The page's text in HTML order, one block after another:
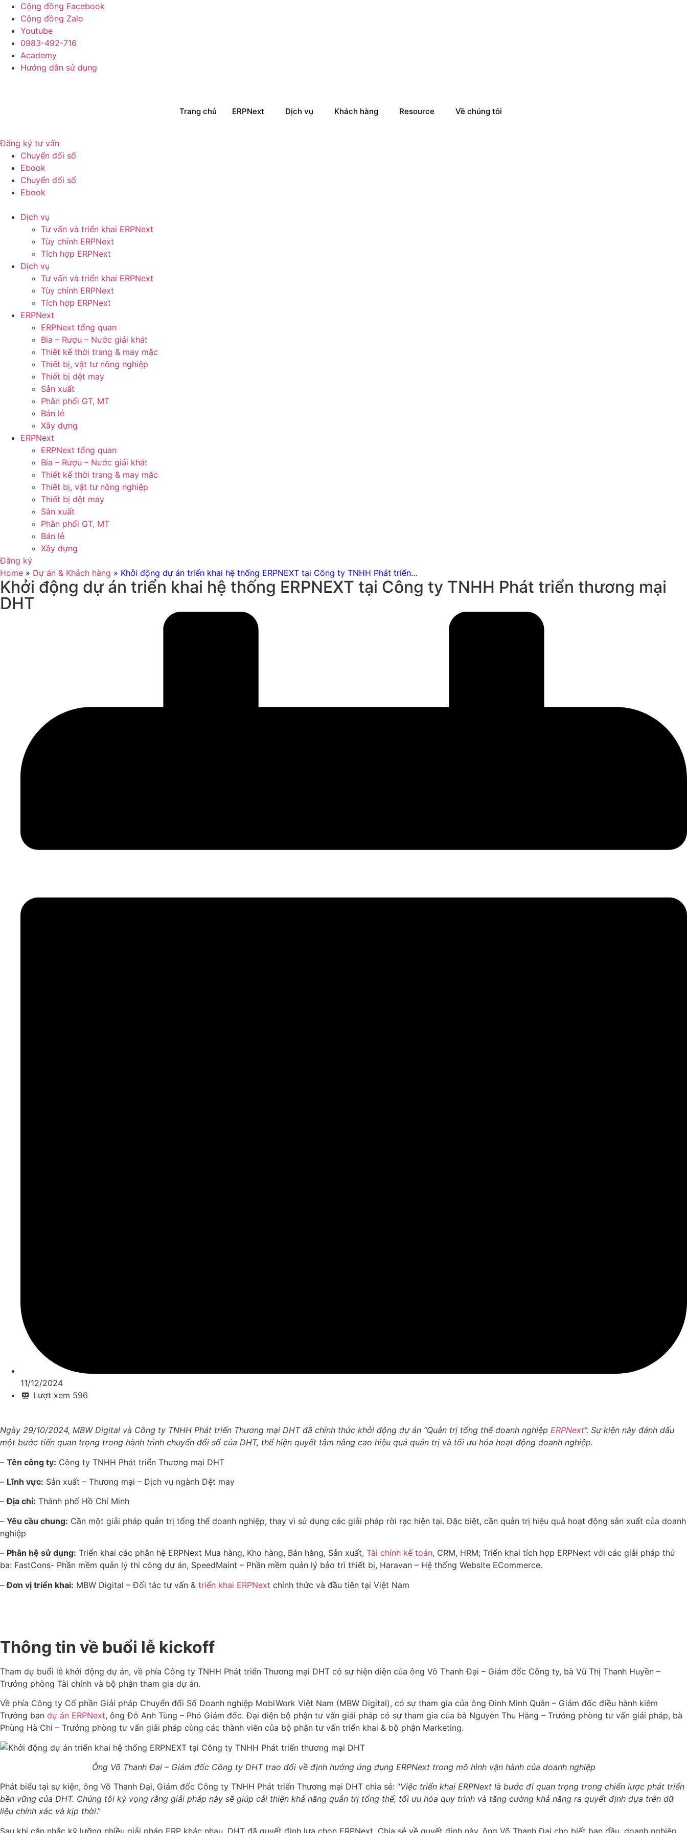
Skip
content
Cộng đồng Facebook
Cộng đồng Zalo
Youtube
0983-492-716
Academy
Hướng dẫn sử dụng
Trang chủ ERPNext Dịch vụ Khách hàng Resource Về chúng tôi
Đăng ký tư vấn
Chuyển đổi số
Ebook
Chuyển đổi số
Ebook
Dịch vụ
Tư vấn và triển khai ERPNext
Tùy chỉnh ERPNext
Tích hợp ERPNext
Dịch vụ
Tư vấn và triển khai ERPNext
Tùy chỉnh ERPNext
Tích hợp ERPNext
ERPNext
ERPNext tổng quan
Bia – Rượu – Nước giải khát
Thiết kế thời trang & may mặc
Thiết bị, vật tư nông nghiệp
Thiết bị dệt may
Sản xuất
Phân phối GT, MT
Bán lẻ
Xây dựng
ERPNext
ERPNext tổng quan
Bia – Rượu – Nước giải khát
Thiết kế thời trang & may mặc
Thiết bị, vật tư nông nghiệp
Thiết bị dệt may
Sản xuất
Phân phối GT, MT
Bán lẻ
Xây dựng
Đăng ký
Home » Dự án & Khách hàng » Khởi động dự án triển khai hệ thống ERPNEXT tại Công ty TNHH Phát triển…
Khởi động dự án triển khai hệ thống ERPNEXT tại Công ty TNHH Phát triển thương mại
DHT
11/12/2024
Lượt xem 596
Ngày 29/10/2024, MBW Digital và Công ty TNHH Phát triển Thương mại DHT đã chính thức khởi động dự án “Quản trị tổng thể doanh nghiệp ERPNext”. Sự kiện này đánh dấu
một bước tiến quan trọng trong hành trình chuyển đổi số của DHT, thể hiện quyết tâm nâng cao hiệu quả quản trị và tối ưu hóa hoạt động doanh nghiệp.
– Tên công ty: Công ty TNHH Phát triển Thương mại DHT
– Lĩnh vực: Sản xuất – Thương mại – Dịch vụ ngành Dệt may
–Địa chỉ: Thành phố Hồ Chí Minh
– Yêu cầu chung: Cần một giải pháp quản trị tổng thể doanh nghiệp, thay vì sử dụng các giải pháp rời rạc hiện tại. Đặc biệt, cần quản trị hiệu quả hoạt động sản xuất của doanh
nghiệp
– Phân hệ sử dụng: Triển khai các phân hệ ERPNext Mua hàng, Kho hàng, Bán hàng, Sản xuất, Tài chính kế toán, CRM, HRM; Triển khai tích hợp ERPNext với các giải pháp thứ
ba: FastCons- Phần mềm quản lý thi công dự án, SpeedMaint – Phần mềm quản lý bảo trì thiết bị, Haravan – Hệ thống Website ECommerce.
–Đơn vị triển khai: MBW Digital – Đối tác tư vấn & triển khai ERPNext chính thức và đầu tiên tại Việt Nam
Thông tin về buổi lễ kickoff
Tham dự buổi lễ khởi động dự án, về phía Công ty TNHH Phát triển Thương mại DHT có sự hiện diện của ông Võ Thanh Đại – Giám đốc Công ty, bà Vũ Thị Thanh Huyền –
Trưởng phòng Tài chính và bộ phận tham gia dự án.
Về phía Công ty Cổ phần Giải pháp Chuyển đổi Số Doanh nghiệp MobiWork Việt Nam (MBW Digital), có sự tham gia của ông Đinh Minh Quân – Giám đốc điều hành kiêm
Trưởng ban dự án ERPNext, ông Đỗ Anh Tùng – Phó Giám đốc. Đại diện bộ phận tư vấn giải pháp có sự tham gia của bà Nguyễn Thu Hằng – Trưởng phòng tư vấn giải pháp, bà
Phùng Hà Chi – Trưởng phòng tư vấn giải pháp cùng các thành viên của bộ phận tư vấn triển khai & bộ phận Marketing.
Ông Võ Thanh Đại – Giám đốc Công ty DHT trao đổi về định hướng ứng dụng ERPNext trong mô hình vận hành của doanh nghiệp
Phát biểu tại sự kiện, ông Võ Thanh Đại, Giám đốc Công ty TNHH Phát triển Thương mại DHT chia sẻ: “Việc triển khai ERPNext là bước đi quan trọng trong chiến lược phát triển
bền vững của DHT. Chúng tôi kỳ vọng rằng giải pháp này sẽ giúp cải thiện khả năng quản trị tổng thể, tối ưu hóa quy trình và tăng cường khả năng ra quyết định dựa trên dữ
liệu chính xác và kịp thời.”
Sau khi cân nhắc kỹ lưỡng nhiều giải pháp ERP khác nhau, DHT đã quyết định lựa chọn ERPNext. Chia sẻ về quyết định này, ông Võ Thanh Đại cho biết ban đầu, doanh nghiệp